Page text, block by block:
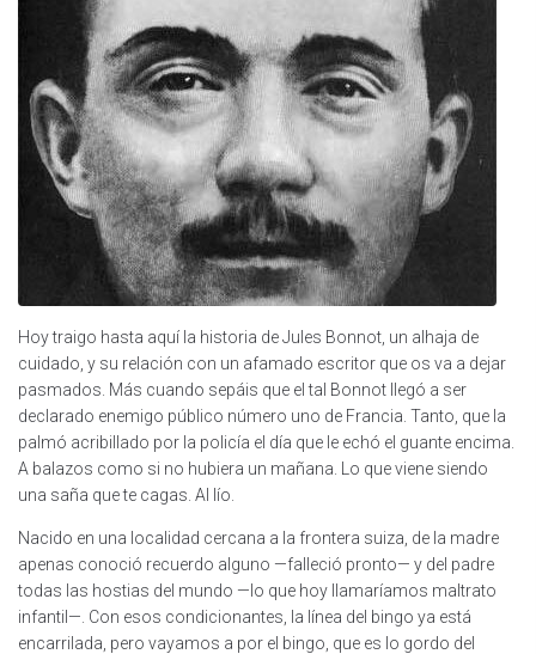
Hoy traigo hasta aquí la historia de Jules Bonnot, un alhaja de
cuidado, y su relación con un afamado escritor que os va a dejar
pasmados. Más cuando sepáis que el tal Bonnot llegó a ser
declarado enemigo público número uno de Francia. Tanto, que la
palmó acribillado por la policía el día que le echó el guante encima.
A balazos como si no hubiera un mañana. Lo que viene siendo
una saña que te cagas. Al lío.
Nacido en una localidad cercana a la frontera suiza, de la madre
apenas conoció recuerdo alguno —falleció pronto— y del padre
todas las hostias del mundo —lo que hoy llamaríamos maltrato
infantil—. Con esos condicionantes, la línea del bingo ya está
encarrilada, pero vayamos a por el bingo, que es lo gordo del